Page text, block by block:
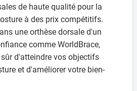
de haute qualité pour la
à des prix compétitifs.
une orthèse dorsale d'un
comme WorldBrace,
d'atteindre vos objectifs
et d'améliorer votre bien-